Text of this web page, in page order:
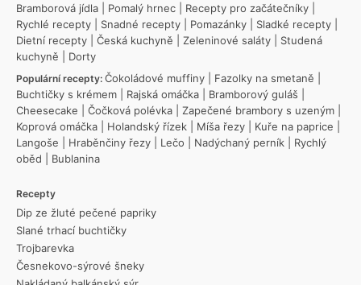
Bramborová jídla
Pomalý hrnec Recepty pro začátečníky
Rychlé recepty
Snadné recepty Pomazánky Sladké recepty
Dietní recepty
Česká kuchyně Zeleninové saláty
Studená
kuchyně
Dorty
Populární recepty: Čokoládové muffiny Fazolky na smetaně
Buchtičky s krémem
Rajská omáčka Bramborový guláš
Cheesecake
Čočková polévka Zapečené brambory s uzeným
Koprová omáčka
Holandský řízek Míša řezy Kuře na paprice
Langoše
Hraběnčiny řezy Lečo Nadýchaný perník
Rychlý
oběd
Bublanina
Recepty
Dip ze žluté pečené papriky
Slané trhací buchtičky
Trojbarevka
Česnekovo-sýrové šneky